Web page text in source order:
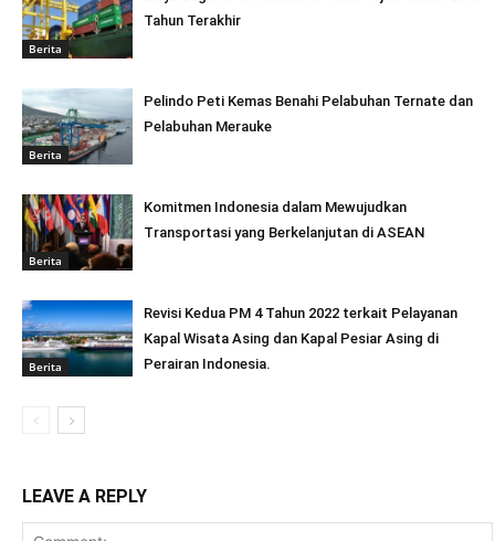
Berita
Tahun Terakhir
Berita
Pelindo Peti Kemas Benahi Pelabuhan Ternate dan
Pelabuhan Merauke
Berita
Komitmen Indonesia dalam Mewujudkan
Transportasi yang Berkelanjutan di ASEAN
Berita
Revisi Kedua PM 4 Tahun 2022 terkait Pelayanan
Kapal Wisata Asing dan Kapal Pesiar Asing di
Perairan Indonesia.
LEAVE A REPLY